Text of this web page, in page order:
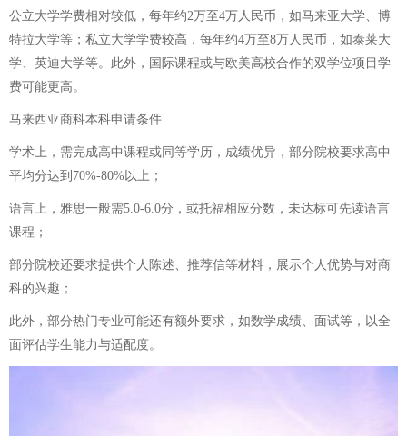
公立大学学费相对较低，每年约2万至4万人民币，如马来亚大学、博
特拉大学等；私立大学学费较高，每年约4万至8万人民币，如泰莱大
学、英迪大学等。此外，国际课程或与欧美高校合作的双学位项目学
费可能更高。
马来西亚商科本科申请条件
学术上，需完成高中课程或同等学历，成绩优异，部分院校要求高中
平均分达到70%-80%以上；
语言上，雅思一般需5.0-6.0分，或托福相应分数，未达标可先读语言
课程；
部分院校还要求提供个人陈述、推荐信等材料，展示个人优势与对商
科的兴趣；
此外，部分热门专业可能还有额外要求，如数学成绩、面试等，以全
面评估学生能力与适配度。